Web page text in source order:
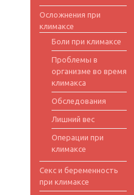
Осложнения при
климаксе
Боли при климаксе
Проблемы в
организме во время
климакса
Обследования
Лишний вес
Операции при
климаксе
Секс и беременность
при климаксе